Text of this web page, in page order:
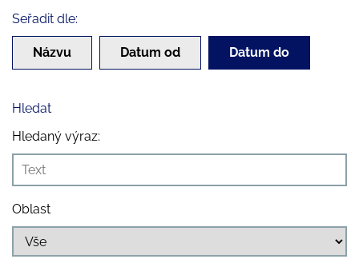
Seřadit dle:
Názvu Datum od Datum do
Hledat
Hledaný výraz:
Oblast